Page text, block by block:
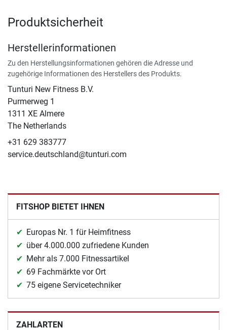
Produktsicherheit
Herstellerinformationen
Zu den Herstellungsinformationen gehören die Adresse und
zugehörige Informationen des Herstellers des Produkts.
Tunturi New Fitness B.V.
Purmerweg 1
1311 XE Almere
The Netherlands
+31 629 383777
service.deutschland@tunturi.com
FITSHOP BIETET IHNEN
Europas Nr. 1 für Heimfitness
über 4.000.000 zufriedene Kunden
Mehr als 7.000 Fitnessartikel
69 Fachmärkte vor Ort
75 eigene Servicetechniker
ZAHLARTEN